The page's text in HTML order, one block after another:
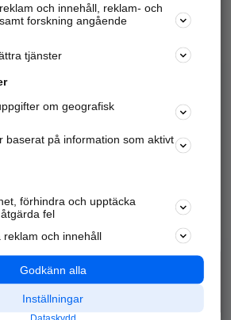
adresser, företagsinfo mm.
Marknadsför företaget
Kom igång och annonsera mot
samarbetspartners nära dig.
Populära sökningar
Annonsera
Integritet
Nödnummer
och innehåll, reklam- och
forskning angående
tjänster
om geografisk
baserat på information som aktivt
förhindra och upptäcka
fel
reklam och innehåll
Godkänn alla
Inställningar
Dataskydd